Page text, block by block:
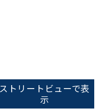
ストリートビューで表
示